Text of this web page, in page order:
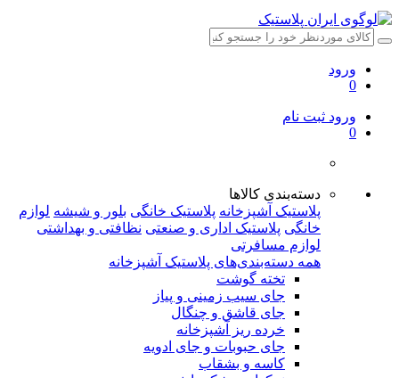
ورود
0
ورود ثبت نام
0
دسته‌بندی کالاها
پلاستیک آشپزخانه پلاستیک خانگی بلور و شیشه لوازم
خانگی پلاستیک اداری و صنعتی نظافتی و بهداشتی
لوازم مسافرتی
همه دسته‌بندی‌های پلاستیک آشپزخانه
تخته گوشت
جای سیب زمینی و پیاز
جای قاشق و چنگال
خرده ریز آشپزخانه
جای حبوبات و جای ادویه
کاسه و بشقاب